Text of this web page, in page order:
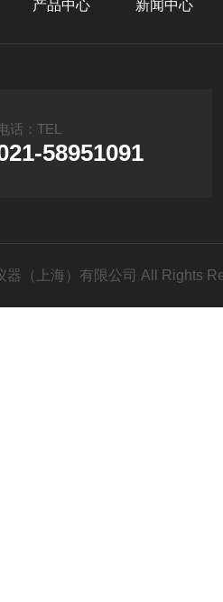
产品中心 新闻中心
话：TEL
58951091
器（上海）有限公司 All Rights